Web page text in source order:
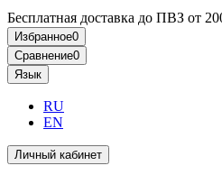
Бесплатная доставка до ПВЗ от
Избранное0
Сравнение0
Язык
RU
EN
Личный кабинет